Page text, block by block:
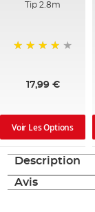
Tip 2.8m
17,99 €
Voir Les Options
Description
Avis